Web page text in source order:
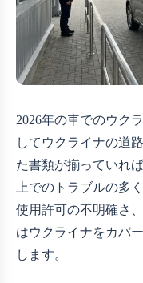
2026年の車でのウク
してウクライナの道
た書類が揃っていれ
上でのトラブルの多
使用許可の不明確さ
はウクライナをカバ
します。